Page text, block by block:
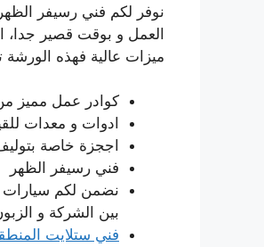
نوفر لكم فني رسيفر
العمل و بوقت قصير
ميزات عالية فهذه
كوادر عمل مميز
ادوات و معدات
اججزة خاصة
فني رسيفر الظهر
نضمن لكم سيارات
بين الشركة و
فني ستلايت